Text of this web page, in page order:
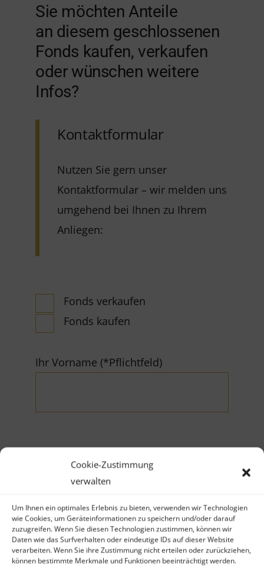
Cookie-Zustimmung
verwalten
Um Ihnen ein optimales Erlebnis zu bieten, verwenden wir Technologien
wie Cookies, um Geräteinformationen zu speichern und/oder darauf
zuzugreifen. Wenn Sie diesen Technologien zustimmen, können wir
Daten wie das Surfverhalten oder eindeutige IDs auf dieser Website
verarbeiten. Wenn Sie ihre Zustimmung nicht erteilen oder zurückziehen,
können bestimmte Merkmale und Funktionen beeinträchtigt werden.
Sie möchten Anteile
an diesem geschlossenen
Fonds kaufen, verkaufen
oder wünschen weitere
Infos?
Kontaktformular
Nutzen Sie gern unser
Kontaktformular – wir melden uns
umgehend bei Ihnen zu Ihrem
Anliegen:
Fonds verkaufen
Fonds kaufen
Ihr Vorname (*Pflichtfeld)
Ihr Nachname (*Pflichtfeld)
Firma